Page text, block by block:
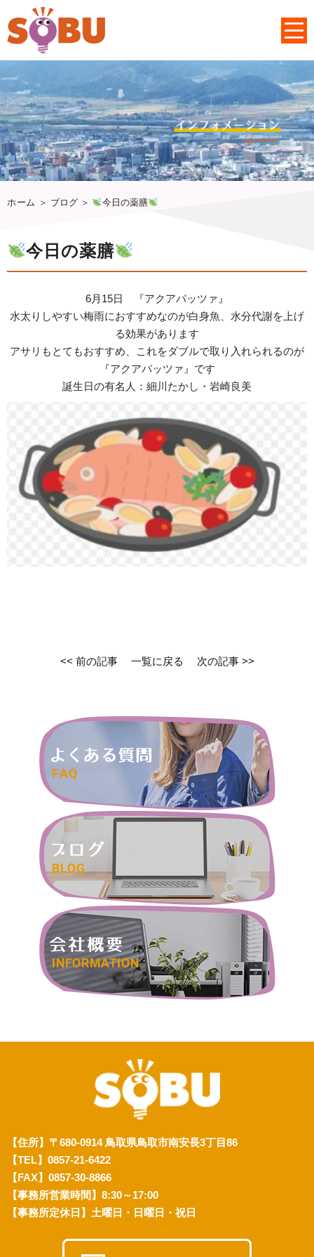
ホーム ＞ ブログ ＞ 今日の薬膳
今日の薬膳
6月15日 『アクアパッツァ』
水太りしやすい梅雨におすすめなのが白身魚、水分代謝を上げ
る効果があります
アサリもとてもおすすめ、これをダブルで取り入れられるのが
『アクアパッツァ』です
誕生日の有名人：細川たかし・岩崎良美
<< 前の記事 一覧に戻る 次の記事 >>
【住所】〒680-0914 鳥取県鳥取市南安長3丁目86
【TEL】0857-21-6422
【FAX】0857-30-8866
【事務所営業時間】8:30～17:00
【事務所定休日】土曜日・日曜日・祝日